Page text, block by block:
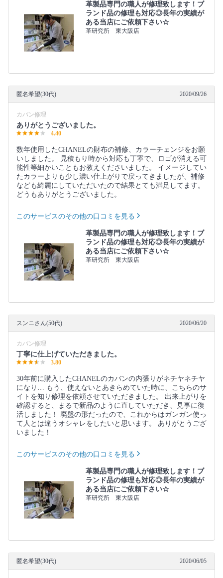
革製品専門の職人が修理致します！ブ
ランド品の修理も対応◎長年の実績が
ある当店にご依頼下さい☆
革研究所 東大阪店
匿名希望(30代) 2020/09/26
カバン修理
ありがとうございました。
4.40
数年使用したCHANELの財布の補修、カラーチェンジをお願
いしました。 見積もり時から対応も丁寧で、ロゴが消える可
能性等細かいこともお教えくださいました。 イメージしてい
たカラーよりも少し濃い仕上がりで戻ってきましたが、補修
なども綺麗にしていただいたので結果とても満足してます。
どうもありがとうございました。
このサービスのその他の口コミを見る
革製品専門の職人が修理致します！ブ
ランド品の修理も対応◎長年の実績が
ある当店にご依頼下さい☆
革研究所 東大阪店
スンニさん(50代) 2020/06/20
カバン修理
丁寧に仕上げていただきました。
3.80
30年前に購入したCHANELのカバンの内張りがネチヤネチヤ
になり… もう、使えないとあきらめていた時に、こちらのサ
イトを知り修理を依頼させていただきました。 出来上がりを
確認すると、まるで新品のように直していただき、見事に復
活しました！ 廃盤の形だったので、これからはガンガン使っ
て人とは違うオシャレをしたいと思います。 ありがとうござ
いました！
このサービスのその他の口コミを見る
革製品専門の職人が修理致します！ブ
ランド品の修理も対応◎長年の実績が
ある当店にご依頼下さい☆
革研究所 東大阪店
匿名希望(30代) 2020/06/05